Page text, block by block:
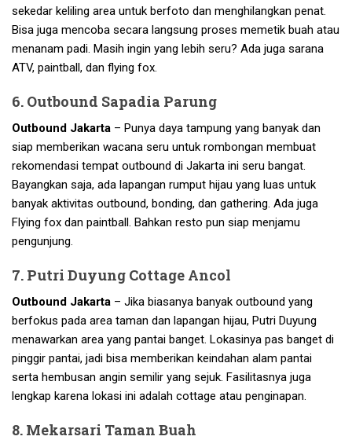
sekedar keliling area untuk berfoto dan menghilangkan penat.
Bisa juga mencoba secara langsung proses memetik buah atau
menanam padi. Masih ingin yang lebih seru? Ada juga sarana
ATV, paintball, dan flying fox.
6. Outbound Sapadia Parung
Outbound Jakarta – Punya daya tampung yang banyak dan
siap memberikan wacana seru untuk rombongan membuat
rekomendasi tempat outbound di Jakarta ini seru bangat.
Bayangkan saja, ada lapangan rumput hijau yang luas untuk
banyak aktivitas outbound, bonding, dan gathering. Ada juga
Flying fox dan paintball. Bahkan resto pun siap menjamu
pengunjung.
7. Putri Duyung Cottage Ancol
Outbound Jakarta – Jika biasanya banyak outbound yang
berfokus pada area taman dan lapangan hijau, Putri Duyung
menawarkan area yang pantai banget. Lokasinya pas banget di
pinggir pantai, jadi bisa memberikan keindahan alam pantai
serta hembusan angin semilir yang sejuk. Fasilitasnya juga
lengkap karena lokasi ini adalah cottage atau penginapan.
8. Mekarsari Taman Buah